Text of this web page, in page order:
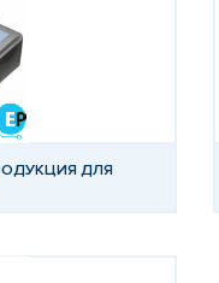
ДЛЯ